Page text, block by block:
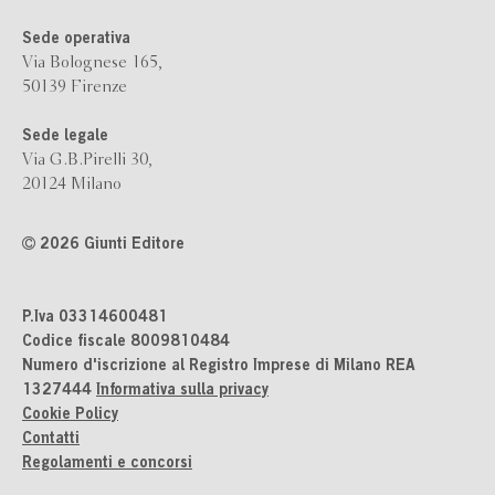
Sede operativa
Via Bolognese 165,
50139 Firenze
Sede legale
Via G.B.Pirelli 30,
20124 Milano
2026 Giunti Editore
P.Iva 03314600481
Codice fiscale 8009810484
Numero d'iscrizione al Registro Imprese di Milano REA
1327444 Informativa sulla privacy
Cookie Policy
Contatti
Regolamenti e concorsi